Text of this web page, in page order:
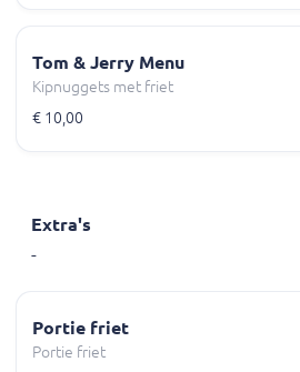
Tom & Jerry Menu
Kipnuggets met friet
€ 10,00
Extra's
-
Portie friet
Portie friet